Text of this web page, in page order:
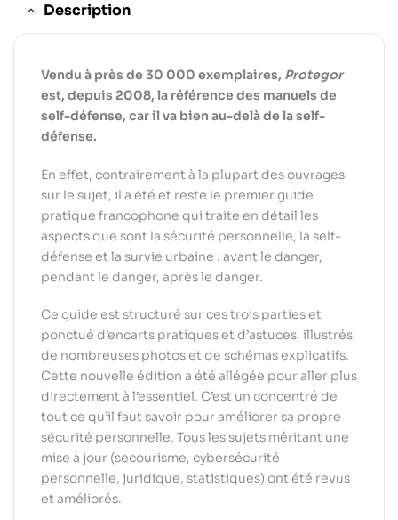
Description
Vendu à près de 30 000 exemplaires, Protegor
est, depuis 2008, la référence des manuels de
self-défense, car il va bien au-delà de la self-
défense.
En effet, contrairement à la plupart des ouvrages
sur le sujet, il a été et reste le premier guide
pratique francophone qui traite en détail les
aspects que sont la sécurité personnelle, la self-
défense et la survie urbaine : avant le danger,
pendant le danger, après le danger.
Ce guide est structuré sur ces trois parties et
ponctué d’encarts pratiques et d’astuces, illustrés
de nombreuses photos et de schémas explicatifs.
Cette nouvelle édition a été allégée pour aller plus
directement à l’essentiel. C’est un concentré de
tout ce qu’il faut savoir pour améliorer sa propre
sécurité personnelle. Tous les sujets méritant une
mise à jour (secourisme, cybersécurité
personnelle, juridique, statistiques) ont été revus
et améliorés.